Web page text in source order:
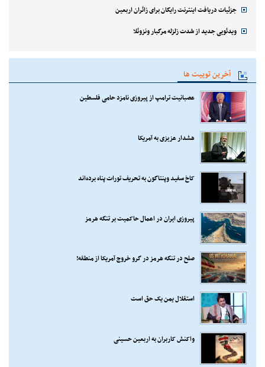
جزئیات دریافت اینترنت رایگان برای زائران اربعین
ویدئویی جدید از شدت زلزله مرگبار ونزوئلا
آخرین توییت ها
عصبانیت ترامپ از پیروزی نامزد حامی فلسطین
هشدار عزیزی به آمریکا
کاخ سفید وپنتاگون به تحریف تورات پناه برده‌اند
پیروزی ایران در اعمال حاکمیت بر تنگه هرمز
صلح در تنگه هرمز در گرو خروج آمریکا از منطقه!
استقلال یمن یک حق است
واکنش کاربران به اربعین حسینی